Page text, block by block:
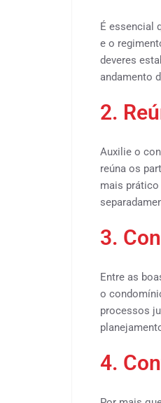
É essencial
e o
deveres
andamento
2.
Auxilie o
reúna os
mais prático
3.
Entre as
o
processos
4.